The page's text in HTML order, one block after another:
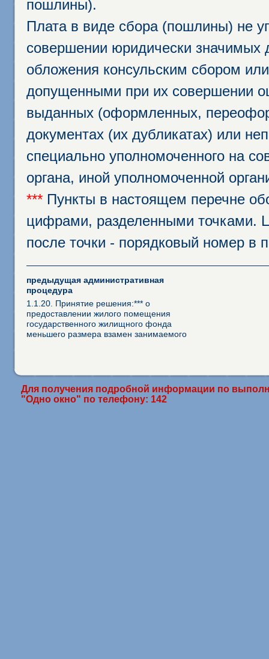
пошлины).
Плата в виде сбора (пошлины) не
совершении юридически
обложения консульским сбором
допущенными при их совершении
выданных (оформленных,
документах (их дубликатах) или
специально уполномоченного на
органа, иной уполномоченной
*** Пункты в настоящем перечне
цифрами, разделенными точками.
после точки - порядковый номер в
предыдущая административная
процедура
1.1.20. Принятие решения:*** о
предоставлении жилого помещения
государственного жилищного фонда
меньшего размера взамен занимаемого
Для получения подробной информации по
"Одно окно" по телефону: 142